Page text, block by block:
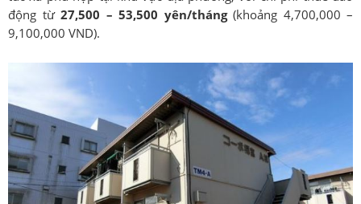
động từ 27,500 – 53,500 yên/tháng(khoảng 4,700,000 –
9,100,000 VND).